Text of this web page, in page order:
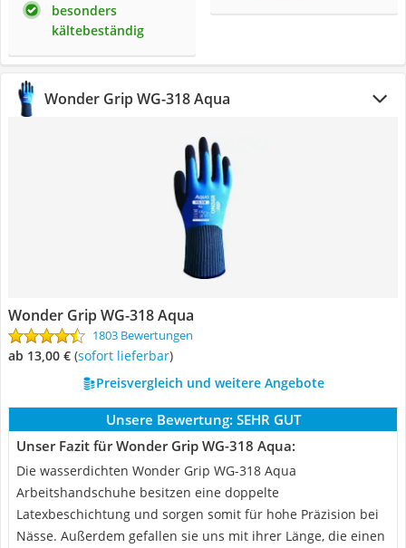
besonders
kältebeständig
Wonder Grip WG-318 Aqua
Wonder Grip WG-318 Aqua
1803 Bewertungen
ab 13,00 € ( Sofort lieferbar)
Preisvergleich und weitere Angebote
Unsere Bewertung: SEHR GUT
Unser Fazit für Wonder Grip WG-318 Aqua:
Die wasserdichten Wonder Grip WG-318 Aqua
Arbeitshandschuhe besitzen eine doppelte
Latexbeschichtung und sorgen somit für hohe Präzision bei
Nässe. Außerdem gefallen sie uns mit ihrer Länge, die einen